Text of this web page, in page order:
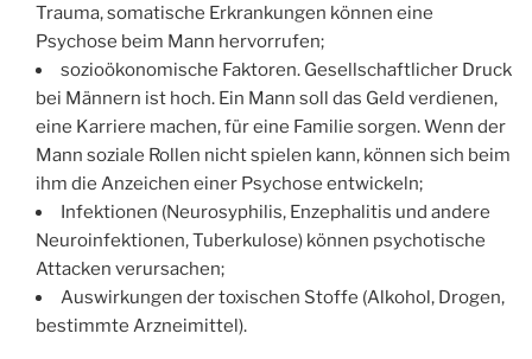
Trauma, somatische Erkrankungen können eine
Psychose beim Mann hervorrufen;
sozioökonomische Faktoren. Gesellschaftlicher Druck
bei Männern ist hoch. Ein Mann soll das Geld verdienen,
eine Karriere machen, für eine Familie sorgen. Wenn der
Mann soziale Rollen nicht spielen kann, können sich beim
ihm die Anzeichen einer Psychose entwickeln;
Infektionen (Neurosyphilis, Enzephalitis und andere
Neuroinfektionen, Tuberkulose) können psychotische
Attacken verursachen;
Auswirkungen der toxischen Stoffe (Alkohol, Drogen,
bestimmte Arzneimittel).